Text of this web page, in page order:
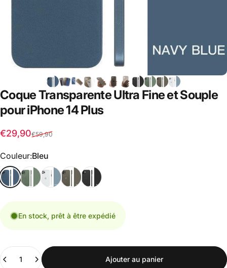
CoqueTransparenteUltra FineetSouple
pouriPhone14Plus
Prix promotionnel
€29,90
Prix habituel
€59,90
Couleur
Couleur:Bleu
En stock, prêt à être expédié
Quantité
Ajouter au panier